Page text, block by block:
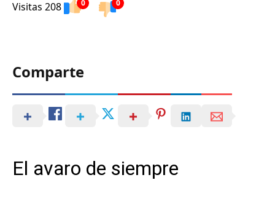
Visitas 208 0 0
Comparte
El avaro de siempre